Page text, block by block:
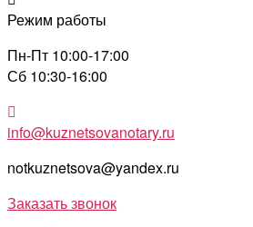
Режим работы
Пн-Пт 10:00-17:00
Сб 10:30-16:00
info@kuznetsovanotary.ru
notkuznetsova@yandex.ru
Заказать звонок